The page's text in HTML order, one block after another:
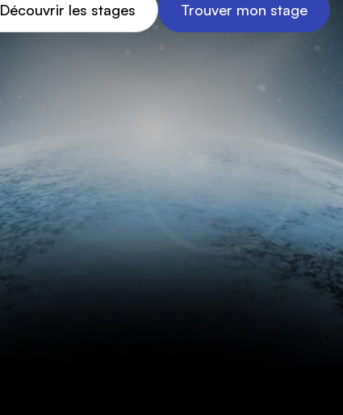
Découvrir les stages Trouver mon stage